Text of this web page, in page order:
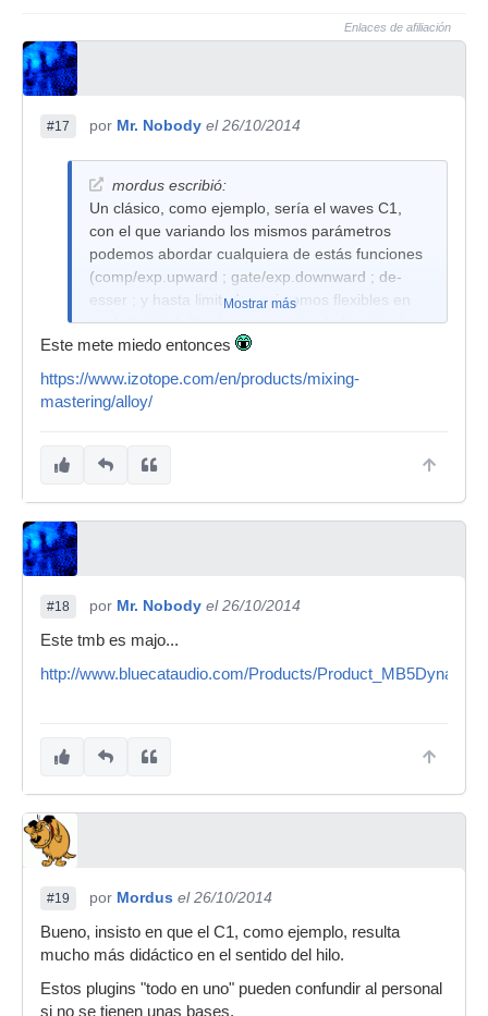
Enlaces de afiliación
#17 por Mr. Nobody el 26/10/2014
mordus escribió:
Un clásico, como ejemplo, sería el waves C1,
con el que variando los mismos parámetros
podemos abordar cualquiera de estás funciones
(comp/exp.upward ; gate/exp.downward ; de-
esser ; y hasta limitador - si somos flexibles en
su definición). Y además muestra la función de
transferencia.
Mostrar más
Este mete miedo entonces
https://www.izotope.com/en/products/mixing-
mastering/alloy/
#18 por Mr. Nobody el 26/10/2014
Este tmb es majo...
http://www.bluecataudio.com/Products/Product_MB5Dynamix/
#19 por Mordus el 26/10/2014
Bueno, insisto en que el C1, como ejemplo, resulta
mucho más didáctico en el sentido del hilo.
Estos plugins "todo en uno" pueden confundir al personal
si no se tienen unas bases.